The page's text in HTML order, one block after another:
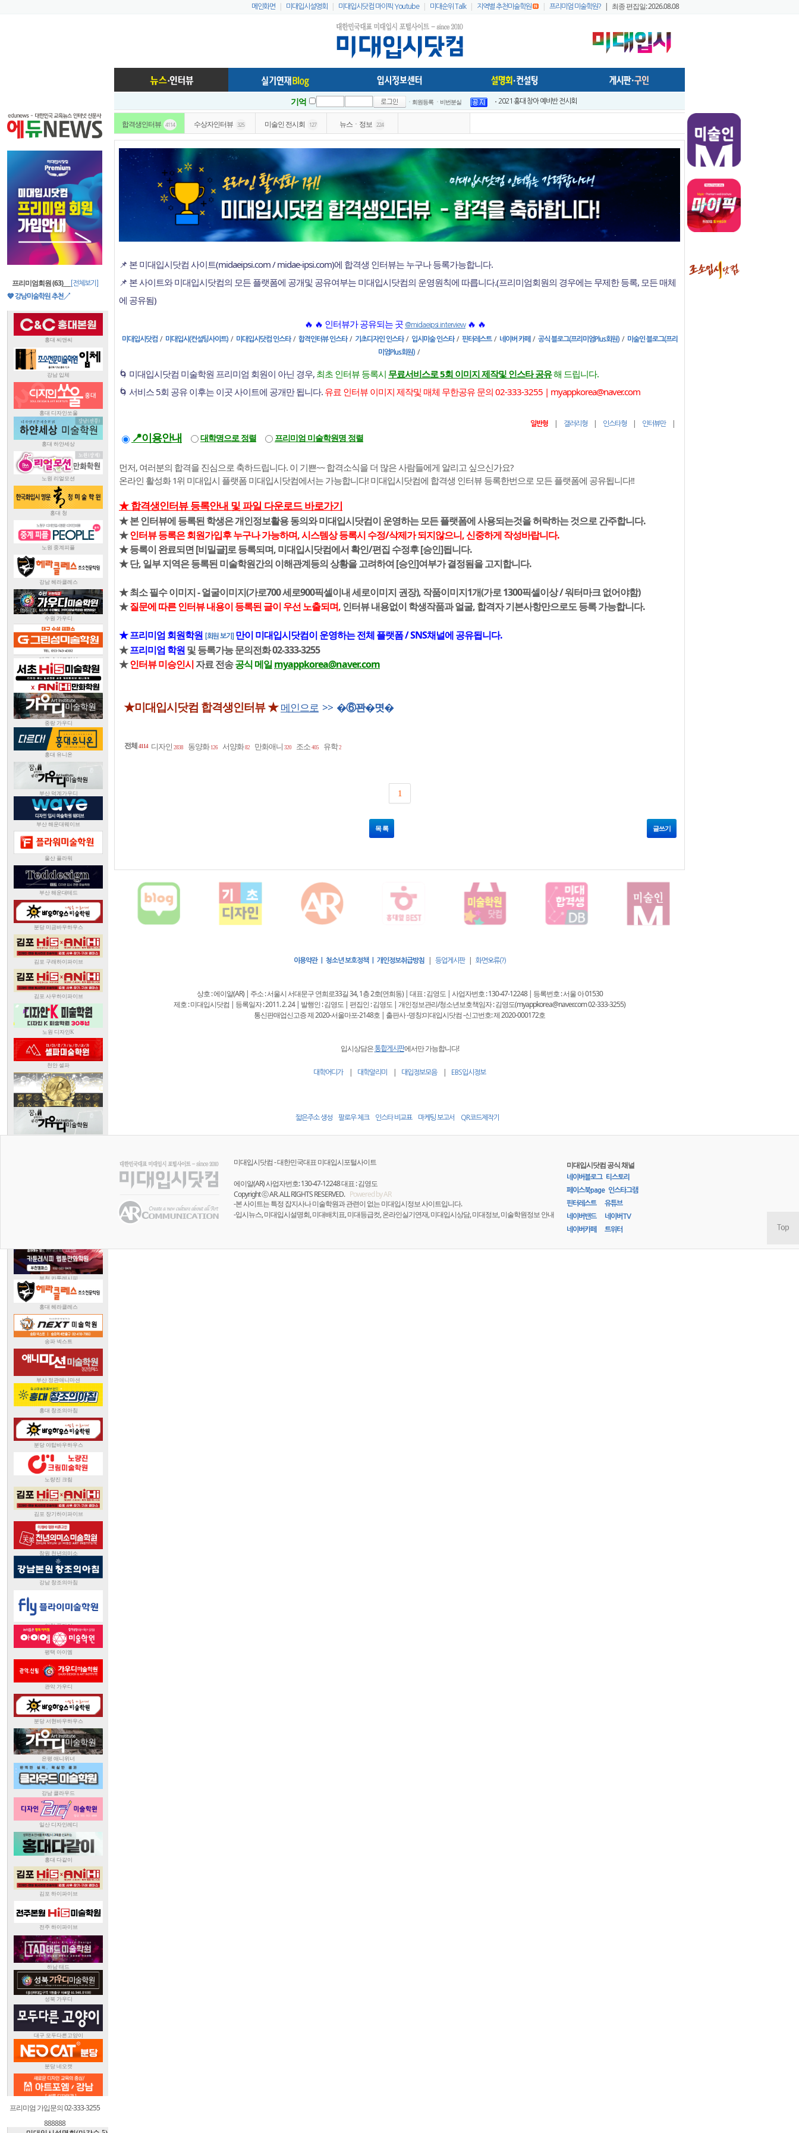
프리미엄회원 (63)___
[전체보기]
💙 강남미술학원 추천↗
프리미엄 가입문의 02-333-3255
888888
메인화면 | 미대입시설명회 | 미대입시닷컴 마이픽 Youtube | 미대순위 Talk | 지역별 추천미술학원 | 프리미엄 미술학원? | 최종 편집일: 2026.08.08
기억 ㆍ회원등록 ㆍ비번분실
2021 홍대 창아 예비반 전시회
이지링팔레트 - 미술학원,실기대회장, 작업실 등의 공간에서 효율적으로 사용가능하게..
2021 홍대앞 입시미술 실기대전 A+ 우수작 발표 - 홍대지구 입시미술학원연합회
2021 홍대앞 입시미술 실기대전 입시반 예비반 주제발표 - 홍대지구 입시미술학원연합..
2021 전국입시미술 실기대전 - 전국 연합시험 교수평가 현장 짧은 영상 보기 - 순차적..
2021 전국입시미술실기대전 [입시반, 예비반 주제 발표] -전국연합시험 미술교육협의회..
인스타 리스트
2023 홍대지구 연합시험1
미대입시닷컴 프리미엄 회원 가이드1 - 포스팅 원고
미대배치표 2022 미대정시배치표 백분위 미대수능 등급컷 다운로드 안내
합격생인터뷰 4114 수상자인터뷰 325 미술인 전시회 127 뉴스ㆍ정보 224
📌 본 미대입시닷컴 사이트(midaeipsi.com / midae-ipsi.com)에 합격생 인터뷰는 누구나 등록가능합니다.
📌 본 사이트와 미대입시닷컴의 모든 플랫폼에 공개및 공유여부는 미대입시닷컴의 운영원칙에 따릅니다.(프리미엄회원의 경우에는 무제한 등록, 모든 매체
에 공유됨)
🔥 🔥 인터뷰가 공유되는 곳 @midaeipsi.interview🔥 🔥
미대입시닷컴/ 미대입시(컨설팅사이트)/ 미대입시닷컴 인스타/ 합격인터뷰 인스타/ 기초디자인 인스타/ 입시미술 인스타/ 핀터레스트/ 네이버 카페 / 공식 블로그(프리미엄Plus회원)/ 미술인 블로그(프리
미엄Plus회원)/
🌀 미대입시닷컴 미술학원 프리미엄 회원이 아닌 경우, 최초 인터뷰 등록시 무료서비스로 5회 이미지 제작및 인스타 공유해 드립니다.
🌀 서비스 5회 공유 이후는 이곳 사이트에 공개만 됩니다. 유료 인터뷰 이미지 제작및 매체 무한공유 문의 02-333-3255 | myappkorea@naver.com
일반형 | 갤러리형 | 인스타형 | 인터뷰만|
📍이용안내 대학명으로 정렬 프리미엄 미술학원명 정렬
먼저, 여러분의 합격을 진심으로 축하드립니다. 이 기쁜~~ 합격소식을 더 많은 사람들에게 알리고 싶으신가요?
온라인 활성화 1위 미대입시 플랫폼 미대입시닷컴에서는 가능합니다! 미대입시닷컴에 합격생 인터뷰 등록한번으로 모든 플랫폼에 공유됩니다!!
★ 합격생인터뷰 등록안내 및 파일 다운로드 바로가기
★ 본 인터뷰에 등록된 학생은 개인정보활용 동의와 미대입시닷컴이 운영하는 모든 플랫폼에 사용되는것을 허락하는 것으로 간주합니다.
★인터뷰 등록은 회원가입후 누구나 가능하며, 시스템상 등록시 수정/삭제가 되지않으니, 신중하게 작성바랍니다.
★ 등록이 완료되면 [비밀글]로 등록되며, 미대입시닷컴에서 확인/편집 수정후 [승인]됩니다.
★ 단, 일부 지역은 등록된 미술학원간의 이해관계등의 상황을 고려하여 [승인]여부가 결정됨을 고지합니다.
★ 최소 필수 이미지 - 얼굴이미지(가로700 세로900픽셀이내 세로이미지 권장), 작품이미지1개(가로 1300픽셀이상 / 워터마크 없어야함)
★질문에 따른 인터뷰 내용이 등록된 글이 우선 노출되며,인터뷰 내용없이 학생작품과 얼굴, 합격자 기본사항만으로도 등록 가능합니다.
★ 프리미엄 회원학원 [회원 보기]
만이 미대입시닷컴이 운영하는 전체 플랫폼 / SNS채널에 공유됩니다.
★프리미엄 학원및 등록가능 문의전화 02-333-3255
★인터뷰 미승인시자료 전송공식 메일myappkorea@naver.com
★미대입시닷컴 합격생인터뷰 ★메인으로 >> �⑥꽌�몃�
전체 4114 디자인 2838 동양화 126 서양화82 만화애니 320 조소 405 유학2
1
목 록 글쓰기
이용약관 | 청소년 보호정책 | 개인정보취급방침| 등업게시판| 화면오류(?)
상호 : 에이알(AR) | 주소 : 서울시 서대문구 연희로33길 34, 1층 2호(연희동) | 대표 : 김영도 | 사업자번호 : 130-47-12248 | 등록번호 : 서울 아 01530
제호 : 미대입시닷컴 | 등록일자 : 2011. 2. 24 | 발행인 : 김영도 | 편집인 : 김영도 | 개인정보관리/청소년보호책임자 : 김영도(myappkorea@naver.com 02-333-3255)
통신판매업신고증 제 2020-서울마포-2148호 | 출판사 -명칭:미대입시닷컴 -신고번호: 제 2020-000172호
입시상담은통합게시판에서만 가능합니다!
대학어디가| 대학알리미 | 대입정보모음| EBS입시정보
짧은주소 생성 팔로우 체크 인스타 비교표 마케팅 보고서 QR코드제작기
미대입시닷컴 - 대한민국대표 미대입시포털사이트
에이알(AR) 사업자번호: 130-47-12248 대표 : 김영도
Copyright ⓒ AR. ALL RIGHTS RESERVED. Powered by AR
-본 사이트는 특정 잡지사나 미술학원과 관련이 없는 미대입시정보 사이트입니다.
-입시뉴스, 미대입시설명회, 미대배치표, 미대등급컷, 온라인실기연재, 미대입시상담, 미대정보, 미술학원정보 안내
미대입시닷컴 공식 채널
네이버블로그 티스토리
페이스북page 인스타그램
핀터레스트
유튜브
네이버밴드
네이버TV
네이버카페
트위터